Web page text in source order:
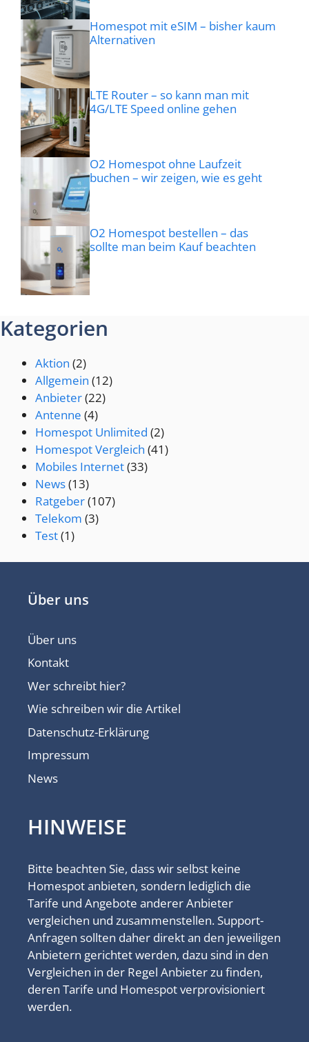
Homespot mit eSIM – bisher kaum
Alternativen
LTE Router – so kann man mit
4G/LTE Speed online gehen
O2 Homespot ohne Laufzeit
buchen – wir zeigen, wie es geht
O2 Homespot bestellen – das
sollte man beim Kauf beachten
Kategorien
Aktion (2)
Allgemein (12)
Anbieter(22)
Antenne (4)
Homespot Unlimited (2)
Homespot Vergleich (41)
Mobiles Internet(33)
News(13)
Ratgeber(107)
Telekom (3)
Test(1)
Über uns
Über uns
Kontakt
Wer schreibt hier?
Wie schreiben wir die Artikel
Datenschutz-Erklärung
Impressum
News
HINWEISE
Bitte beachten Sie, dass wir selbst keine
Homespot anbieten, sondern lediglich die
Tarife und Angebote anderer Anbieter
vergleichen und zusammenstellen. Support-
Anfragen sollten daher direkt an den jeweiligen
Anbietern gerichtet werden, dazu sind in den
Vergleichen in der Regel Anbieter zu finden,
deren Tarife und Homespot verprovisioniert
werden.